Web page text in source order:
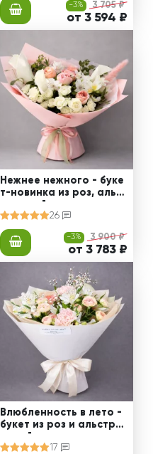
-3% 3 705 ₽
от 3 594 ₽
Нежнее нежного - буке
т-новинка из роз, альст
ромерий и калл
26
-3% 3 900 ₽
от 3 783 ₽
Влюбленность в лето -
букет из роз и альстро
мерий
17